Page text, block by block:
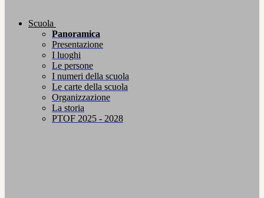
Scuola
Panoramica
Presentazione
I luoghi
Le persone
I numeri della scuola
Le carte della scuola
Organizzazione
La storia
PTOF 2025 - 2028